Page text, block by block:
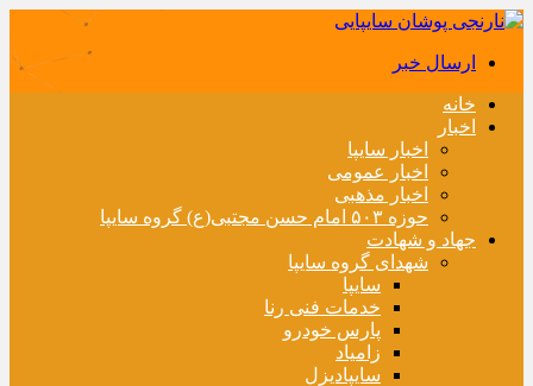
ارسال خبر
خانه
اخبار
اخبار سایپا
اخبار عمومی
اخبار مذهبی
حوزه ۵۰۳ امام حسن مجتبی(ع) گروه سایپا
جهاد و شهادت
شهدای گروه سایپا
سایپا
خدمات فنی رنا
پارس خودرو
زامیاد
سایپادیزل